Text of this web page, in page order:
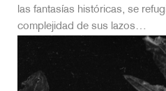
las fantasías históricas, se
complejidad de sus lazos…